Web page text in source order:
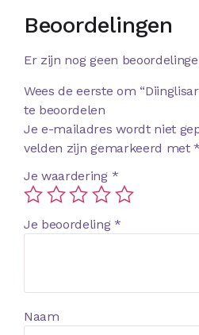
Beoordelingen
Er zijn nog geen
Wees de eerste om
te beoordelen
Je e-mailadres wordt niet
velden zijn gemarkeerd met*
Je waardering *
Je beoordeling*
Naam